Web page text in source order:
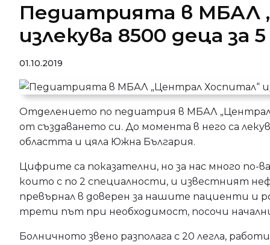
Педиатрията в МБАЛ
излекува 8500 деца за
01.10.2019
Отделението по педиатрия в МБАЛ
от създаването си. До момента в него са
областта и цяла Южна България.
Цифрите са показателни, но за нас много по-
които с по 2 специалности, и известният
превърнал в доверен за нашите пациенти и
трети път при необходимост, посочи
Болничното звено разполага с 20 легла,